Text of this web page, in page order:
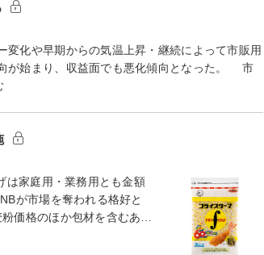
化や早期からの気温上昇・継続によって市販用
が始まり、収益面でも悪化傾向となった。 市
家庭用・業務用とも金額
が市場を奪われる格好と
価格のほか包材を含むあ…